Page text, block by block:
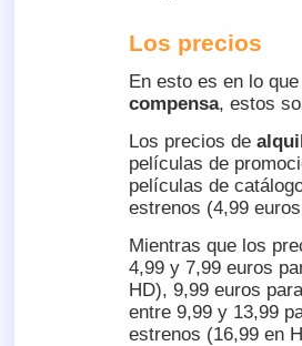
Los precios
En esto es en lo
compensa, estos
Los precios de
películas de
películas de
estrenos (4,99
Mientras que los
4,99 y 7,99 euros
HD), 9,99 euros
entre 9,99 y 13,99
estrenos (16,99 en